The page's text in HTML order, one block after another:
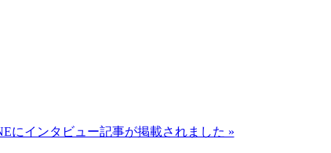
にインタビュー記事が掲載されました »